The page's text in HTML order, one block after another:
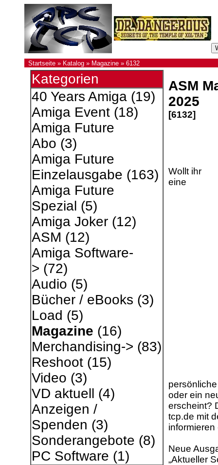
Startseite » Katalog » Magazine » 6132
Kategorien
40 Years Amiga(19)
Amiga Event(18)
Amiga Future
Abo (3)
Amiga Future
Einzelausgabe (163)
Amiga Future
Spezial (5)
Amiga Joker(12)
ASM (12)
Amiga Software-
> (72)
Audio (5)
Bücher / eBooks (3)
Load (5)
Magazine (16)
Merchandising-> (83)
Reshoot(15)
Video (3)
VD aktuell (4)
Anzeigen /
Spenden (3)
Sonderangebote (8)
PC Software (1)
ASM
2025
[6132]
Wollt ihr
eine
oder ein
erscheint?
tcp.de mit
Neue
„Aktueller